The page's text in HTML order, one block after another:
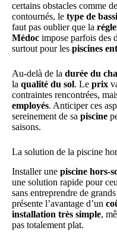
certains obstacles comme
contournés, le type de
faut pas oublier que la
Médoc impose parfois des
surtout pour les piscines
Au-delà de la durée du
la qualité du sol. Le prix
contraintes rencontrées,
employés. Anticiper ces
sereinement de sa piscine
saisons.
La solution de la piscine
Installer une piscine hors-
une solution rapide pour
sans entreprendre de
présente l’avantage d’un
installation très simple,
pas totalement plat.